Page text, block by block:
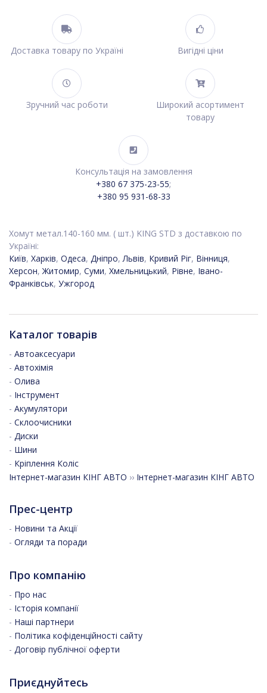
Доставка товару по Україні Вигідні ціни
Зручний час роботи
Широкий асортимент
товару
Консультація на замовлення
+380 67 375-23-55;
+380 95 931-68-33
Хомут метал.140-160 мм. ( шт.) KING STD з доставкою по
Україні:
Київ, Харків, Одеса, Дніпро,Львів, Кривий Ріг, Вінниця,
Херсон,Житомир, Суми, Хмельницький, Рівне, Івано-
Франківськ, Ужгород
Каталог товарів
- Автоаксесуари
- Автохімія
- Олива
- Інструмент
- Акумулятори
- Склоочисники
- Диски
- Шини
- Кріплення Коліс
Інтернет-магазин КІНГ АВТО ›› Інтернет-магазин КІНГ АВТО
Прес-центр
- Новини та Акції
- Огляди та поради
Про компанію
- Про нас
- Історія компанії
- Наші партнери
- Політика кофіденційності сайту
- Договір публічної оферти
Приєднуйтесь